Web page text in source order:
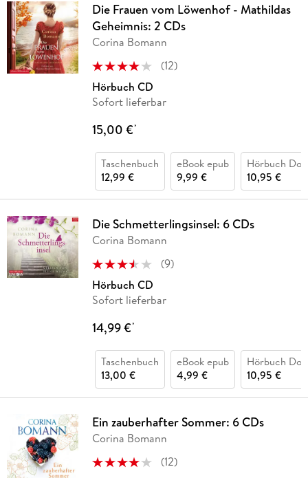
Die Frauen vom Löwenhof - Mathildas
Geheimnis: 2 CDs
Corina Bomann
(12)
Hörbuch CD
Sofort lieferbar
15,00 €*
Taschenbuch
12,99 €
eBook epub
9,99 €
Hörbuch
10,95 €
Die Schmetterlingsinsel: 6 CDs
Corina Bomann
(9)
Hörbuch CD
Sofort lieferbar
14,99 €*
Taschenbuch
13,00 €
eBook epub
4,99 €
Hörbuch
10,95 €
Ein zauberhafter Sommer: 6 CDs
Corina Bomann
(12)